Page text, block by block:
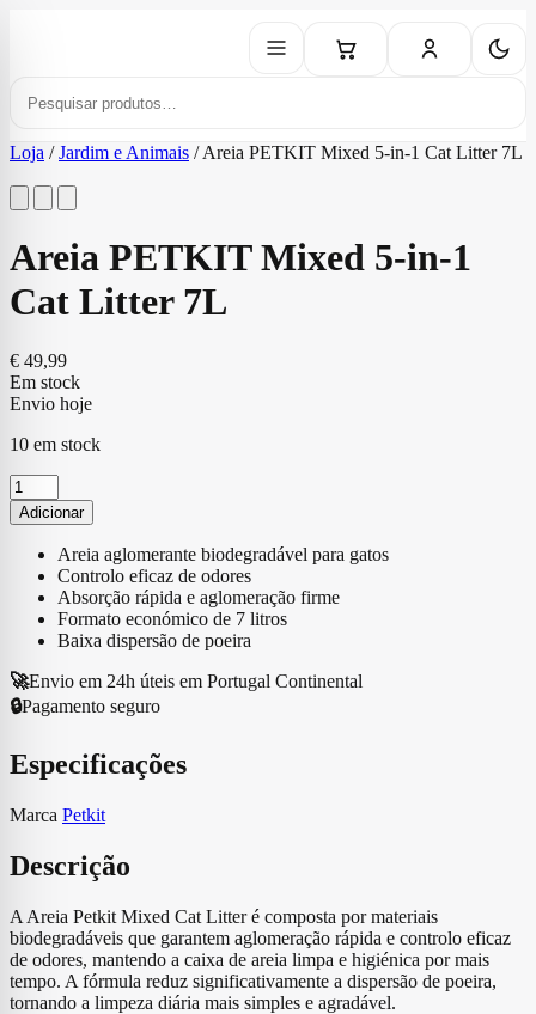
Loja / Jardim e Animais / Areia PETKIT Mixed 5-in-1 Cat Litter 7L
Areia PETKIT Mixed 5-in-1
Cat Litter 7L
€ 49,99
Em stock
Envio hoje
10 em stock
Quantidade
de
Areia
PETKIT
Mixed
Litter
7L
Adicionar
Areia aglomerante biodegradável para gatos
Controlo eficaz de odores
Absorção rápida e aglomeração firme
Formato económico de 7 litros
Baixa dispersão de poeira
🚀Envio em 24h úteis em Portugal Continental
🔒Pagamento seguro
Especificações
Marca Petkit
Descrição
A Areia Petkit Mixed Cat Litter é composta por materiais
biodegradáveis que garantem aglomeração rápida e controlo eficaz
de odores, mantendo a caixa de areia limpa e higiénica por mais
tempo. A fórmula reduz significativamente a dispersão de poeira,
tornando a limpeza diária mais simples e agradável.